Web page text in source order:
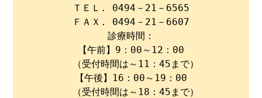
ＴＥＬ. 0494－21－6565
ＦＡＸ. 0494－21－6607
診療時間：
【午前】9：00～12：00
（受付時間は～11：45まで）
【午後】16：00～19：00
（受付時間は～18：45まで）